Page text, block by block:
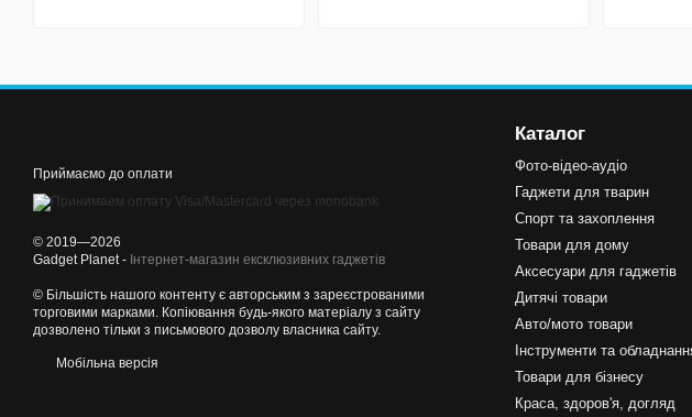
Приймаємо до оплати
© 2019—2026
Gadget Planet - Інтернет-магазин ексклюзивних гаджетів
© Більшість нашого контенту є авторським з зареєстрованими
торговими марками. Копіювання будь-якого матеріалу з сайту
дозволено тільки з письмового дозволу власника сайту.
Мобільна версія
Каталог
Фото-відео-аудіо
Гаджети для тварин
Спорт та захоплення
Товари для дому
Аксесуари для гаджетів
Дитячі товари
Авто/мото товари
Інструменти та
Товари для бізнесу
Краса, здоров'я, догляд